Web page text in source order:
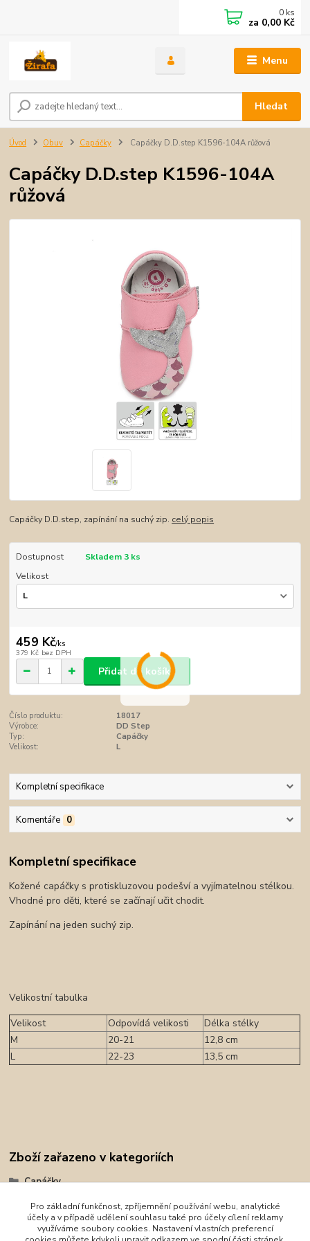
Menu
Hledat
0 ks
za 0,00 Kč
Úvod Obuv Capáčky Capáčky D.D.step K1596-104A růžová
Capáčky D.D.step K1596-104A
růžová
Capáčky D.D.step, zapínání na suchý zip. celý popis
Dostupnost
Skladem 3 ks
Velikost
459 Kč/ks
379 Kč bez DPH
Přidat do košíku
Číslo produktu:
18017
Výrobce:
DD Step
Typ:
Capáčky
Velikost:
L
Kompletní specifikace
Komentáře 0
Kompletní specifikace
Kožené capáčky s protiskluzovou podešví a vyjímatelnou stélkou.
Vhodné pro děti, které se začínají učit chodit.
Zapínání na jeden suchý zip.
Velikostní tabulka
Velikost
Odpovídá velikosti
Délka stélky
M
20-21
12,8 cm
L
22-23 13,5 cm
Zboží zařazeno v kategoriích
Capáčky
První krůčky
DD Step
Pro základní funkčnost, zpříjemnění používání webu, analytické
účely a v případě udělení souhlasu také pro účely cílení reklamy
využíváme soubory cookies. Nastavení vlastních preferencí